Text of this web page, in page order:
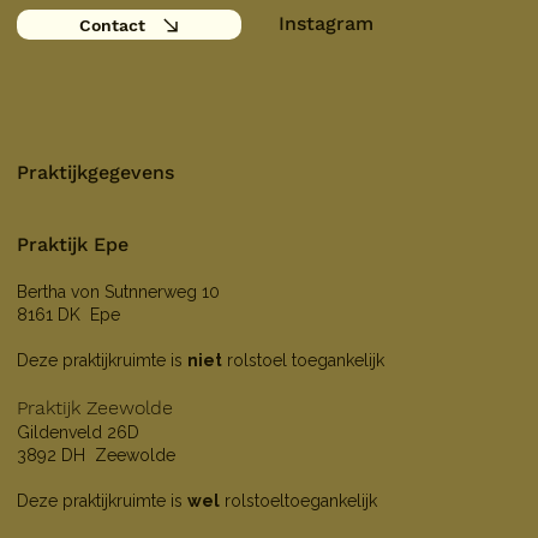
Instagram
Contact
Praktijkgegevens
Praktijk Epe
Bertha von Sutnnerweg 10
8161 DK Epe
Deze praktijkruimte is nietrolstoel toegankelijk
Praktijk Zeewolde
Gildenveld 26D
3892 DH Zeewolde
Deze praktijkruimte is welrolstoeltoegankelijk